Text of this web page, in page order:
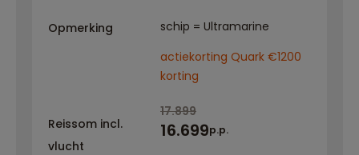
Opmerking
schip = Ultramarine
actiekorting Quark €1200
korting
Reissom incl.
vlucht
17.899
16.699p.p.